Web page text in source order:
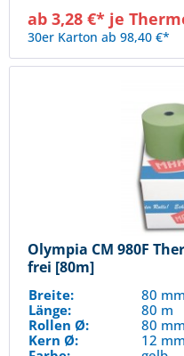
ab 3,28 €* je
30er Karton ab 98,40 €*
Olympia CM 980F
frei [80m]
Breite:
80 mm
Länge:
80 m
Rollen Ø:
80 mm
Kern Ø:
12 mm